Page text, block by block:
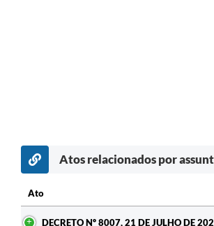
Atos relacionados por
Ato
DECRETO Nº 8007, 21 DE JULHO DE